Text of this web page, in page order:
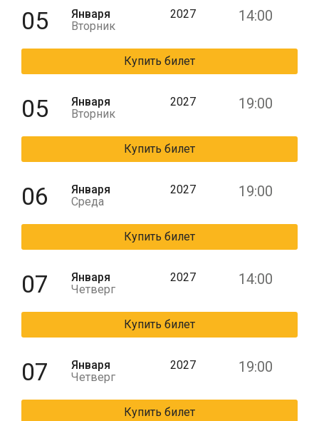
05
Января
Вторник
2027 14:00
Купить билет
05
Января
Вторник
2027 19:00
Купить билет
06
Января
Среда
2027 19:00
Купить билет
07
Января
Четверг
2027 14:00
Купить билет
07
Января
Четверг
2027 19:00
Купить билет